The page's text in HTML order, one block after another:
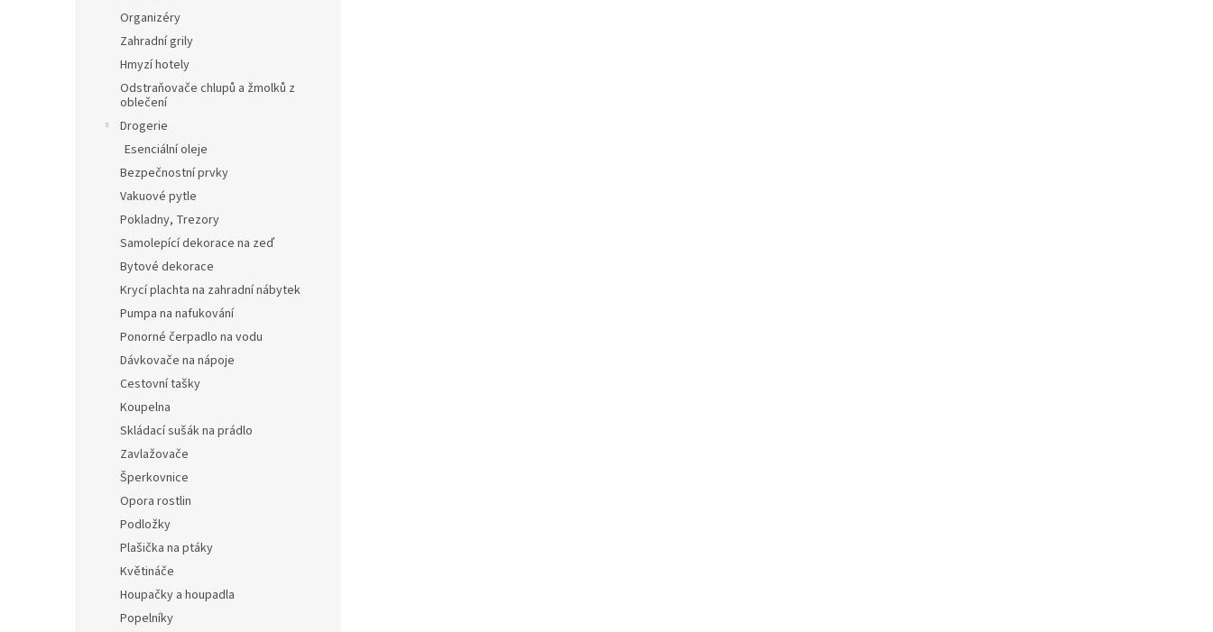
Organizéry
Zahradní grily
Hmyzí hotely
Odstraňovače chlupů a žmolků z
oblečení
Drogerie
Esenciální oleje
Bezpečnostní prvky
Vakuové pytle
Pokladny, Trezory
Samolepící dekorace na zeď
Bytové dekorace
Krycí plachta na zahradní nábytek
Pumpa na nafukování
Ponorné čerpadlo na vodu
Dávkovače na nápoje
Cestovní tašky
Koupelna
Skládací sušák na prádlo
Zavlažovače
Šperkovnice
Opora rostlin
Podložky
Plašička na ptáky
Květináče
Houpačky a houpadla
Popelníky